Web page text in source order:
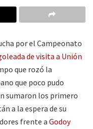
por el Campeonato
de visita a Unión
que rozó la
que poco pudo
sumaron los primero
a la espera de su
frente a Godoy